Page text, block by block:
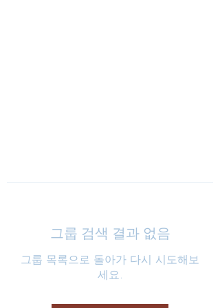
그룹 검색 결과 없음
그룹 목록으로 돌아가 다시 시도해보
세요.